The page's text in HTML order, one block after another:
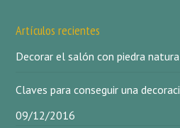
Artículos recientes
Decorar el salón con piedra
Claves para conseguir una
09/12/2016